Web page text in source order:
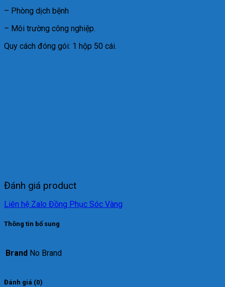
– Phòng dịch bệnh
– Môi trường công nghiệp.
Quy cách đóng gói: 1 hộp 50 cái.
Đánh giá product
Liên hệ Zalo Đồng Phục Sóc Vàng
Thông tin bổ sung
Brand No Brand
Đánh giá (0)